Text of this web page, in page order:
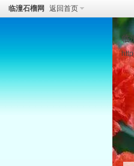
临潼石榴网 返回首页
临